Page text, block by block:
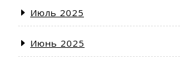
Июль 2025
Июнь 2025